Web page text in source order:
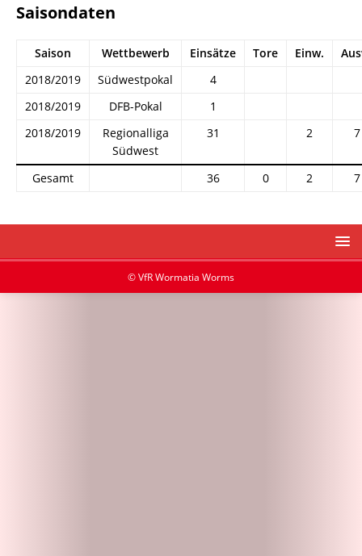
Saisondaten
Saison Wettbewerb Einsätze Tore Einw.
2018/2019
Südwestpokal
4
2018/2019
DFB-Pokal
1
2018/2019
Regionalliga
Südwest
31 2 7
Gesamt 36 0 2 7
© VfR Wormatia Worms